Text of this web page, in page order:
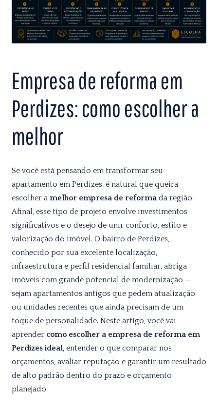
Empresa de reforma em
Perdizes: como escolher a
melhor
Se você está pensando em transformar seu
apartamento em Perdizes, é natural que queira
escolher a melhor empresa de reforma da região.
Afinal, esse tipo de projeto envolve investimentos
significativos e o desejo de unir conforto, estilo e
valorização do imóvel. O bairro de Perdizes,
conhecido por sua excelente localização,
infraestrutura e perfil residencial familiar, abriga
imóveis com grande potencial de modernização —
sejam apartamentos antigos que pedem atualização
ou unidades recentes que ainda precisam de um
toque de personalidade. Neste artigo, você vai
aprender como escolher a empresa de reforma em
Perdizes ideal, entender o que comparar nos
orçamentos, avaliar reputação e garantir um resultado
de alto padrão dentro do prazo e orçamento
planejado.